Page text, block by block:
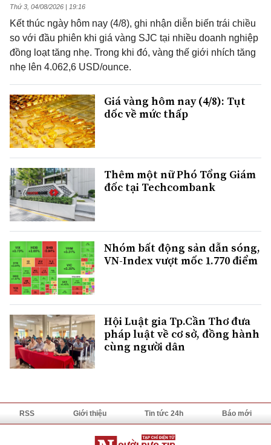
Thứ 3, 04/08/2026 | 19:16
Kết thúc ngày hôm nay (4/8), ghi nhận diễn biến trái chiều
so với đầu phiên khi giá vàng SJC tại nhiều doanh nghiệp
đồng loạt tăng nhẹ. Trong khi đó, vàng thế giới nhích tăng
nhẹ lên 4.062,6 USD/ounce.
Giá vàng hôm nay (4/8): Tụt
dốc về mức thấp
Thêm một nữ Phó Tổng Giám
đốc tại Techcombank
Nhóm bất động sản dẫn sóng,
VN-Index vượt mốc 1.770 điểm
Hội Luật gia Tp.Cần Thơ đưa
pháp luật về cơ sở, đồng hành
cùng người dân
RSS Giới thiệu Tin tức 24h Báo mới